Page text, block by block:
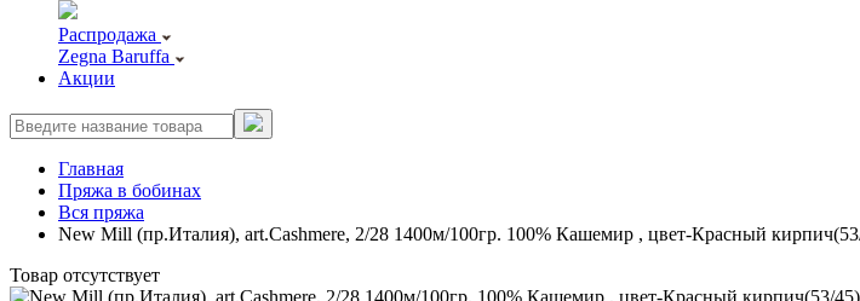
Распродажа
Zegna Baruffa
Акции
Главная
Пряжа в бобинах
Вся пряжа
New Mill (пр.Италия), art.Cashmere, 2/28 1400м/100гр. 100% Кашемир , цвет-Красный
Товар отсутствует